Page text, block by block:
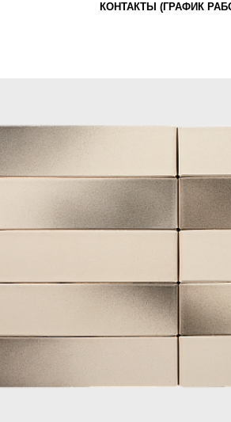
КОНТАКТЫ (ГРАФИК